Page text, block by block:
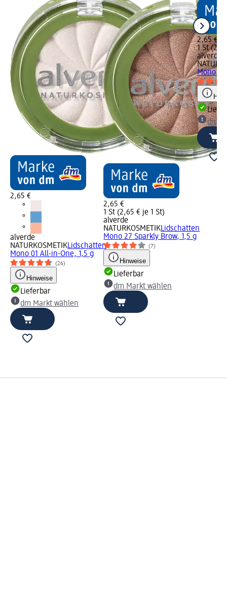
2,65 €
alverde
NATURKOSMETIKLidschatten
Mono 01 All-in-One, 1,5 g
(26)
Hinweise
Lieferbar
dm Markt wählen
2,65 €
1 St (2,65 € je 1 St)
alverde
NATURKOSMETIKLidschatten
Mono 27 Sparkly Brow, 1,5 g
(7)
Hinweise
Lieferbar
dm Markt wählen
2,65 €
1 St
alverde
Mono
dm